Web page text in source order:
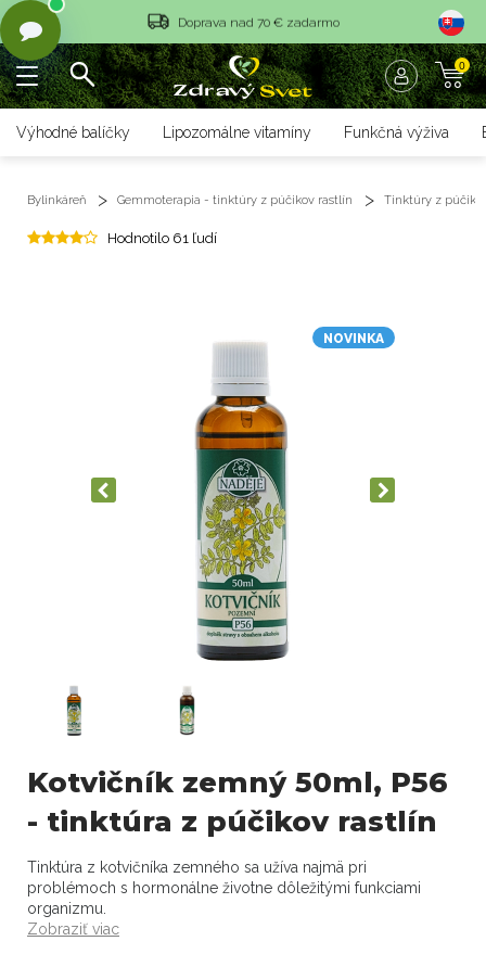
Vrátenie tovaru do 14 dní
Rýchle dodanie <36 hod
Rýchle dodanie <36 hod
0
Výhodné balíčky Lipozomálne vitamíny Funkčná výživa
Bylinkáreň Gemmoterapia - tinktúry z púčikov rastlín Tinktúry z
NOVINKA
Hodnotilo 61 ľudí
Kotvičník zemný 50ml, P56
- tinktúra z púčikov rastlín
Tinktúra z kotvičníka zemného sa užíva najmä pri
problémoch s hormonálne životne dôležitými funkciami
organizmu.
Zobraziť viac